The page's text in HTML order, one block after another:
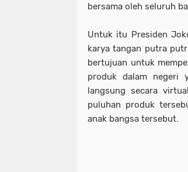
bersama oleh seluruh
Untuk itu Presiden
karya tangan putra
bertujuan untuk
produk dalam negeri
langsung secara
puluhan produk
anak bangsa tersebut.